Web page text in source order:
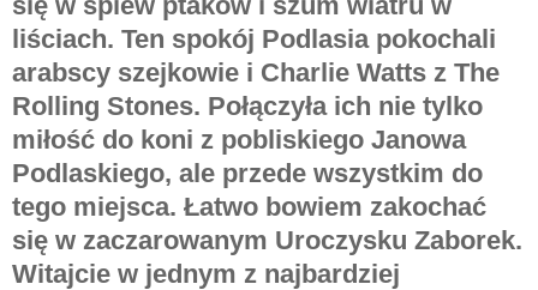
liściach. Ten spokój Podlasia pokochali
arabscy szejkowie i Charlie Watts z The
Rolling Stones. Połączyła ich nie tylko
miłość do koni z pobliskiego Janowa
Podlaskiego, ale przede wszystkim do
tego miejsca. Łatwo bowiem zakochać
się w zaczarowanym Uroczysku Zaborek.
Witajcie w jednym z najbardziej